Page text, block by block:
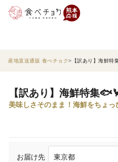
産地直送通販 食べチョク 【訳あり】海鮮特
【訳あり】海鮮特集
美味しさそのまま！海鮮をちょっ
お届け先